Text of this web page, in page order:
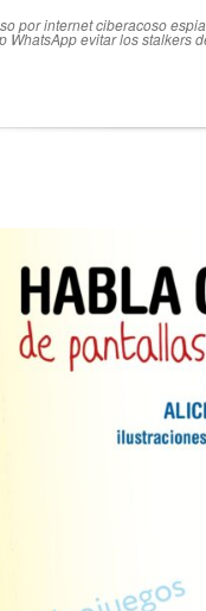
por internetciberacoso
WhatsAppevitar los stalkers